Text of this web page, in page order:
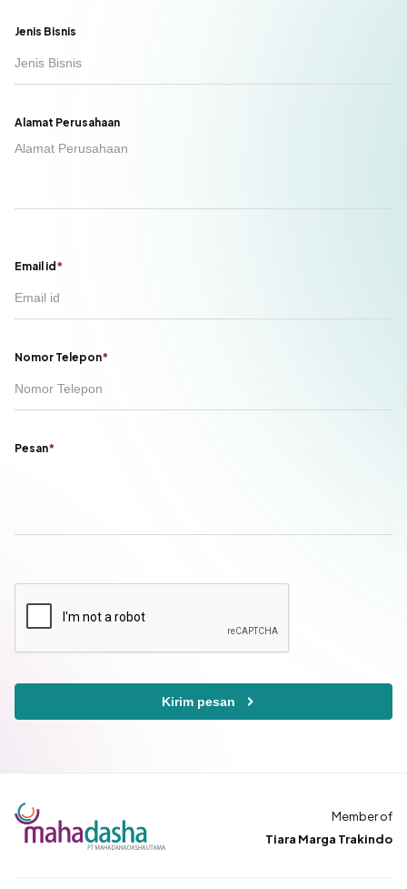
Jenis Bisnis
Alamat Perusahaan
Email id *
Nomor Telepon*
Pesan*
Kirim pesan
Member of
Tiara Marga Trakindo